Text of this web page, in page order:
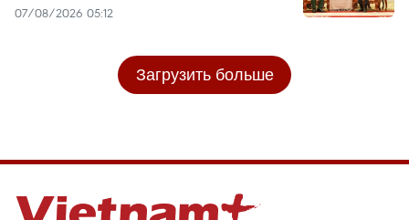
07/08/2026 05:12
Загрузить больше